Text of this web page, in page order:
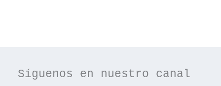
Síguenos en nuestro canal